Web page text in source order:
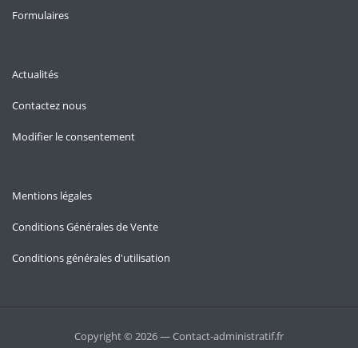
Formulaires
Actualités
Contactez nous
Modifier le consentement
Mentions légales
Conditions Générales de Vente
Conditions générales d'utilisation
Copyright © 2026 — Contact-administratif.fr